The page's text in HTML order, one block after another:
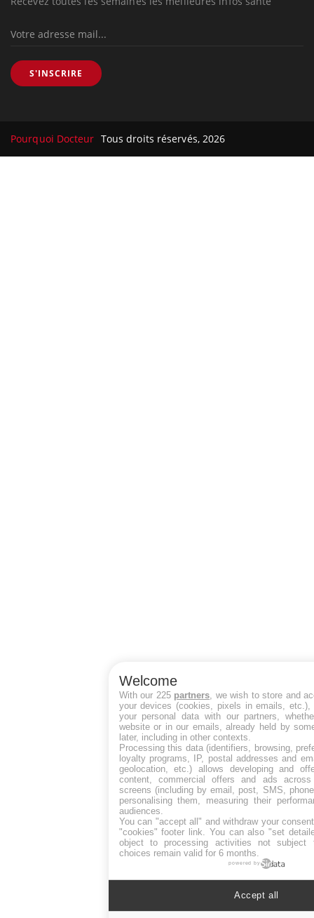
S'INSCRIRE
Pourquoi Docteur Tous droits réservés, 2026
Welcome
With our 225 partners , we wish to store and
your devices (cookies, pixels in emails, etc.),
your personal data with our partners,
website or in our emails, already held by
later, including in other contexts.
Processing this data (identifiers, browsing,
loyalty programs, IP, postal addresses and
geolocation, etc.) allows developing and
content, commercial offers and ads
screens (including by email, post, SMS,
personalising them, measuring their
audiences.
You can "accept all" and withdraw your
"cookies" footer link . You can also "set
object to processing activities not subject
choices remain valid for 6 months.
powered by
Accept all